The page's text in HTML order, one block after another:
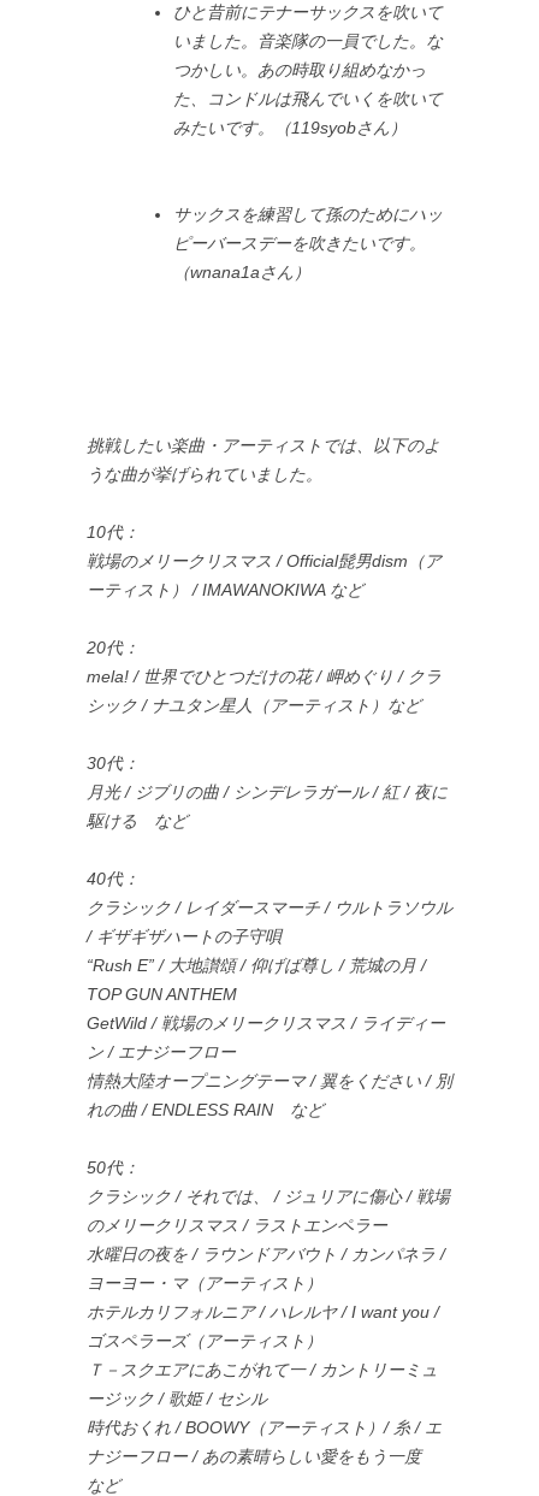
ひと昔前にテナーサックスを吹いて
いました。音楽隊の一員でした。な
つかしい。あの時取り組めなかっ
た、コンドルは飛んでいくを吹いて
みたいです。（119syobさん）
サックスを練習して孫のためにハッ
ピーバースデーを吹きたいです。
（wnana1aさん）
挑戦したい楽曲・アーティストでは、以下のよ
うな曲が挙げられていました。
10代：
戦場のメリークリスマス / Official髭男dism（ア
ーティスト） / IMAWANOKIWA など
20代：
mela! / 世界でひとつだけの花 / 岬めぐり / クラ
シック / ナユタン星人（アーティスト）など
30代：
月光 / ジブリの曲 / シンデレラガール / 紅 / 夜に
駆ける など
40代：
クラシック / レイダースマーチ / ウルトラソウル
/ ギザギザハートの子守唄
“Rush E” / 大地讃頌 / 仰げば尊し / 荒城の月 /
TOP GUN ANTHEM
GetWild / 戦場のメリークリスマス / ライディー
ン / エナジーフロー
情熱大陸オープニングテーマ / 翼をください / 別
れの曲 / ENDLESS RAIN など
50代：
クラシック / それでは、 / ジュリアに傷心 / 戦場
のメリークリスマス / ラストエンペラー
水曜日の夜を / ラウンドアバウト / カンパネラ /
ヨーヨー・マ（アーティスト）
ホテルカリフォルニア / ハレルヤ / I want you /
ゴスペラーズ（アーティスト）
Ｔ－スクエアにあこがれて一 / カントリーミュ
ージック / 歌姫 / セシル
時代おくれ / BOOWY（アーティスト）/ 糸 / エ
ナジーフロー / あの素晴らしい愛をもう一度
など